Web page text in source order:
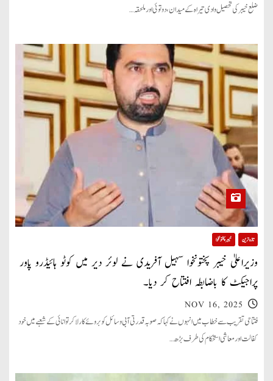
ضلع خیبر کی تحصیل وادی تیراہ کے میدان، دوتوئی اور ملحقہ…
تازہ ترین خیبر پختونخوا
وزیراعلیٰ خیبر پختونخوا سہیل آفریدی نے لوئر دیر میں کوٹو ہائیڈرو پاور
پراجیکٹ کا باضابطہ افتتاح کر دیا۔
NOV 16, 2025
فتتاحی تقریب سے خطاب میں انہوں نے کہا کہ صوبہ قدرتی آبی وسائل کو بروئے کار لا کر توانائی کے شعبے میں خود
کفالت اور معاشی استحکام کی طرف بڑھ…